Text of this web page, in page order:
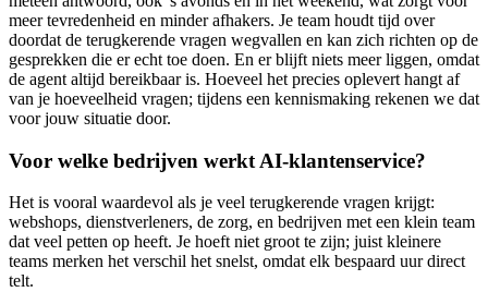
meer tevredenheid en minder afhakers. Je team houdt tijd over
doordat de terugkerende vragen wegvallen en kan zich richten op de
gesprekken die er echt toe doen. En er blijft niets meer liggen, omdat
de agent altijd bereikbaar is. Hoeveel het precies oplevert hangt af
van je hoeveelheid vragen; tijdens een kennismaking rekenen we dat
voor jouw situatie door.
Voor welke bedrijven werkt AI-klantenservice?
Het is vooral waardevol als je veel terugkerende vragen krijgt:
webshops, dienstverleners, de zorg, en bedrijven met een klein team
dat veel petten op heeft. Je hoeft niet groot te zijn; juist kleinere
teams merken het verschil het snelst, omdat elk bespaard uur direct
telt.